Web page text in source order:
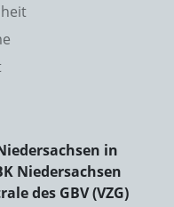
in
Niedersachsen
des GBV (VZG)